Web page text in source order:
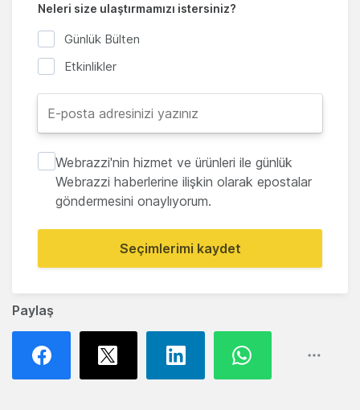
Paylaş
Neleri size ulaştırmamızı istersiniz?
Günlük Bülten
Etkinlikler
Webrazzi'nin hizmet ve ürünleri ile günlük
Webrazzi haberlerine ilişkin olarak epostalar
göndermesini onaylıyorum.
Seçimlerimi kaydet